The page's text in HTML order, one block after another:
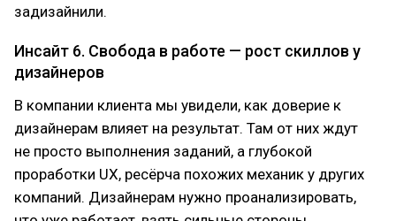
задизайнили.
Инсайт 6. Свобода в работе — рост скиллов у
дизайнеров
В компании клиента мы увидели, как доверие к
дизайнерам влияет на результат. Там от них ждут
не просто выполнения заданий, а глубокой
проработки UX, ресёрча похожих механик у других
компаний. Дизайнерам нужно проанализировать,